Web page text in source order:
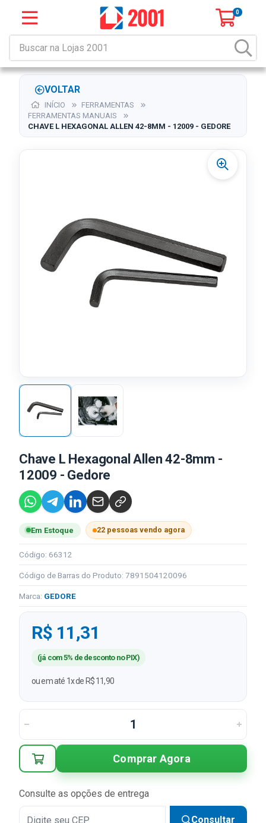
0
VOLTAR
INÍCIO
FERRAMENTAS
FERRAMENTAS MANUAIS
CHAVE L HEXAGONAL ALLEN 42-8MM - 12009 - GEDORE
Chave L Hexagonal Allen 42-8mm -
12009 - Gedore
Em Estoque 22 pessoas vendo agora
Código: 66312
Código de Barras do Produto: 7891504120096
Marca: GEDORE
R$ 11,31
(já com 5% de desconto no PIX)
ou em até 1x de R$ 11,90
Comprar Agora
Consulte as opções de entrega
Consultar